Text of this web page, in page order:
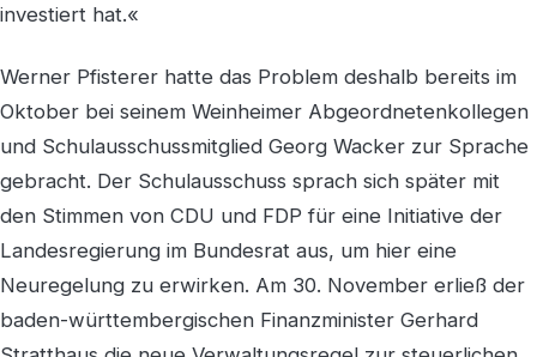
investiert hat.«
Werner Pfisterer hatte das Problem deshalb bereits im
Oktober bei seinem Weinheimer Abgeordnetenkollegen
und Schulausschussmitglied Georg Wacker zur Sprache
gebracht. Der Schulausschuss sprach sich später mit
den Stimmen von CDU und FDP für eine Initiative der
Landesregierung im Bundesrat aus, um hier eine
Neuregelung zu erwirken. Am 30. November erließ der
baden-württembergischen Finanzminister Gerhard